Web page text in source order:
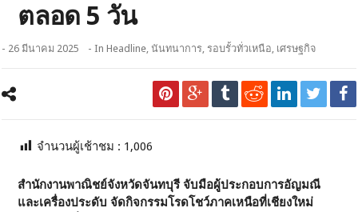
ตลอด 5 วัน
- 26 มีนาคม 2025 - InHeadline,นันทนาการ, รอบรั้วทั่วเหนือ, เศรษฐกิจ
จำนวนผู้เช้าชม : 1,006
สำนักงานพาณิชย์จังหวัดจันทบุรี จับมือผู้ประกอบการอัญมณี
และเครื่องประดับ จัดกิจกรรมโรดโชว์ภาคเหนือที่เชียงใหม่